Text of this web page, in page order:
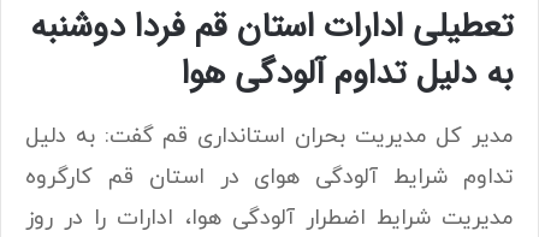
تعطیلی ادارات استان قم فردا دوشنبه
به دلیل تداوم آلودگی هوا
مدیر کل مدیریت بحران استانداری قم گفت: به دلیل
تداوم شرایط آلودگی هوای در استان قم کارگروه
مدیریت شرایط اضطرار آلودگی هوا، ادارات را در روز